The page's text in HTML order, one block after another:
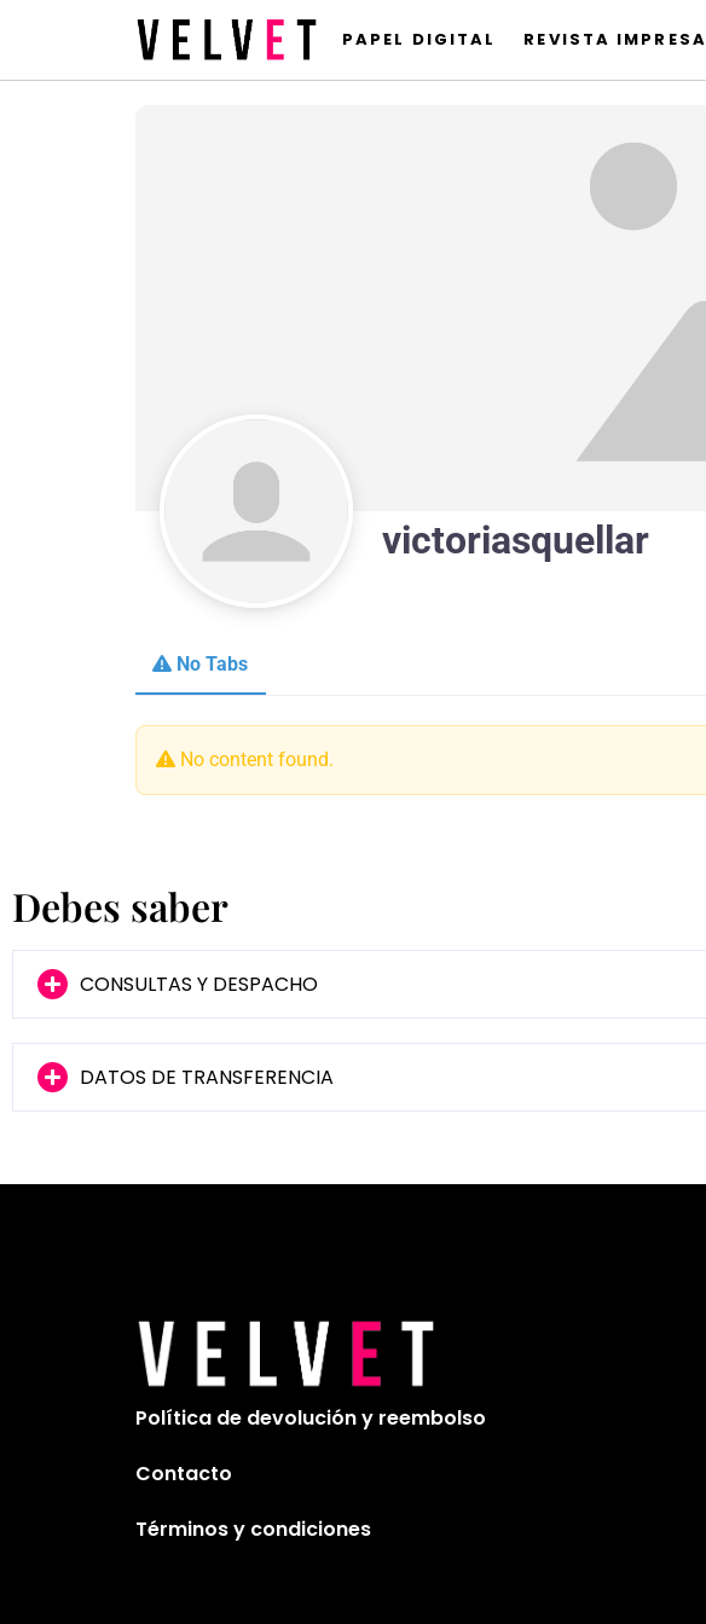
PAPEL DIGITAL REVISTA IMPRESA
victoriasquellar
No Tabs
No content found.
Debes saber
CONSULTAS Y DESPACHO
DATOS DE TRANSFERENCIA
Política de devolución y reembolso
Contacto
Términos y condiciones